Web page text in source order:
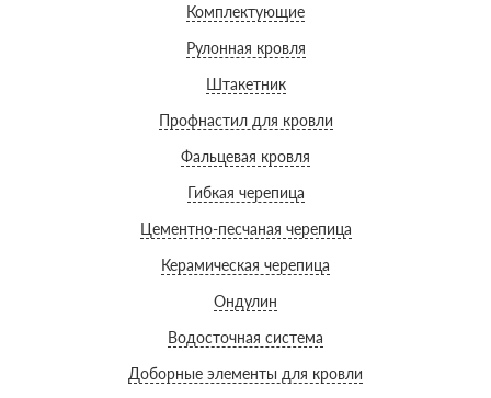
Комплектующие
Рулонная кровля
Штакетник
Профнастил для кровли
Фальцевая кровля
Гибкая черепица
Цементно-песчаная черепица
Керамическая черепица
Ондулин
Водосточная система
Доборные элементы для кровли